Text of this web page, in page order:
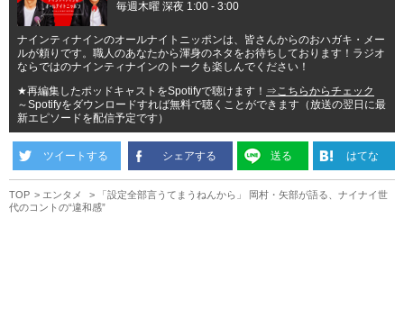
毎週木曜 深夜 1:00 - 3:00
ナインティナインのオールナイトニッポンは、皆さんからのおハガキ・メー
ルが頼りです。職人のあなたから渾身のネタをお待ちしております！ラジオ
ならではのナインティナインのトークも楽しんでください！
★再編集したポッドキャストをSpotifyで聴けます！ ⇒こちらからチェック
～Spotifyをダウンロードすれば無料で聴くことができます（放送の翌日に最
新エピソードを配信予定です）
ツイートする シェアする 送る はてな
TOP エンタメ
「設定全部言うてまうねんから」 岡村・矢部が語る、ナイナイ世
代のコントの“違和感”